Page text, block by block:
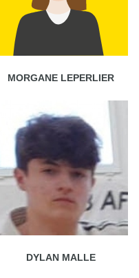
MORGANE LEPERLIER
DYLAN MALLE